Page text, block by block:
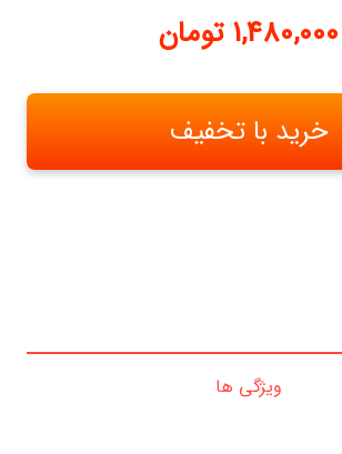
1,480,000 تومان
خرید با تخفیف
ویژگی ها